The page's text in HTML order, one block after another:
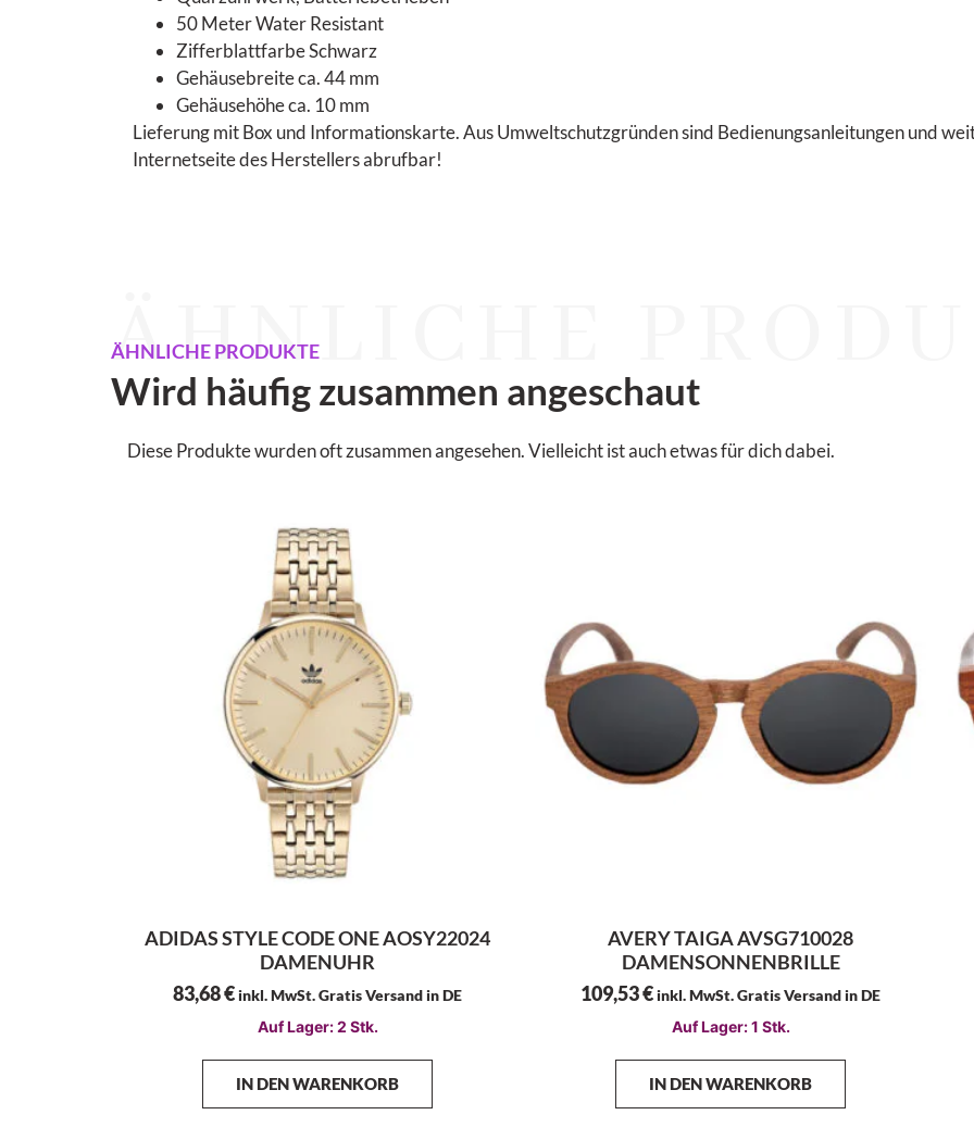
50 Meter Water Resistant
Zifferblattfarbe Schwarz
Gehäusebreite ca. 44 mm
Gehäusehöhe ca. 10 mm
Lieferung mit Box und Informationskarte. Aus Umweltschutzgründen sind Bedienungsanleitungen und
Internetseite des Herstellers abrufbar!
ÄHNLICHE
ÄHNLICHE PRODUKTE
Wird häufig zusammen angeschaut
Diese Produkte wurden oft zusammen angesehen. Vielleicht ist auch etwas für dich dabei.
ADIDAS STYLE CODE ONE AOSY22024
DAMENUHR
83,68€inkl. MwSt. Gratis Versand in DE
Auf Lager: 2 Stk.
IN DEN WARENKORB
AVERY TAIGA AVSG710028
DAMENSONNENBRILLE
109,53€inkl. MwSt. Gratis Versand in DE
Auf Lager: 1 Stk.
IN DEN WARENKORB